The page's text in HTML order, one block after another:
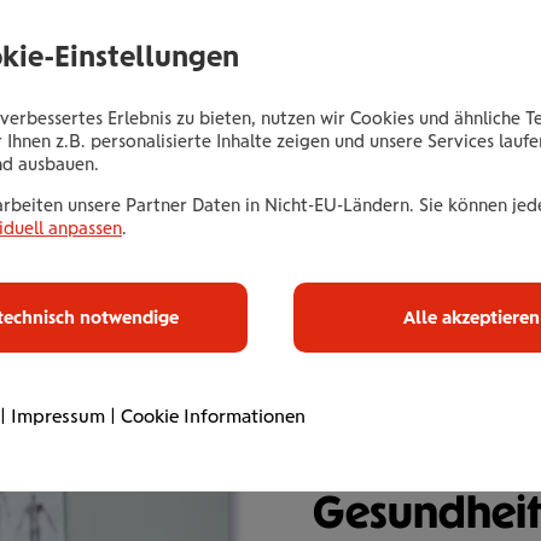
Gut­schein zuge­schickt?
in Anspruch nehmen?
nehmen?
über­tra­gen?
den Gesund­heits-Check?
Gut­schein?
An wen kann ich mich wenden?
Einstellungen
Erlebnis zu bieten, nutzen wir Cookies und ähnliche
Ihnen z.B. personalisierte Inhalte zeigen und unsere Services
ausbauen.
unsere Partner Daten in Nicht-EU-Ländern. Sie können
anpassen.
notwendige Alle akzeptieren
| Impressum | Cookie Informationen